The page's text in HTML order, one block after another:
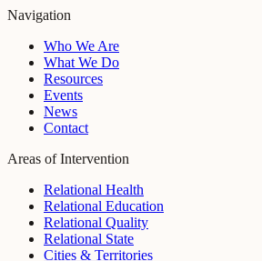
Navigation
Who We Are
What We Do
Resources
Events
News
Contact
Areas of Intervention
Relational Health
Relational Education
Relational Quality
Relational State
Cities & Territories